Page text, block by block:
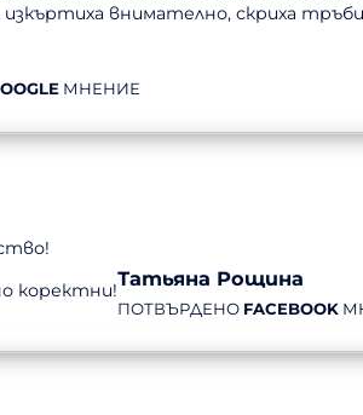
изкъртиха внимателно, скриха
МНЕНИЕ
коректни!
Татьяна Рощина
ПОТВЪРДЕНО FACEBOOK